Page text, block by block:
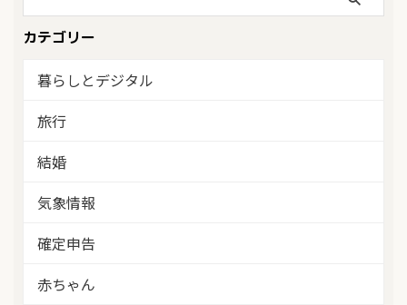
カテゴリー
暮らしとデジタル
旅行
結婚
気象情報
確定申告
赤ちゃん